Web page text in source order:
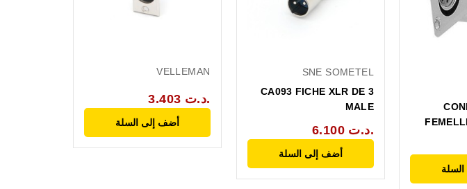
VELLEMAN
3.403 د.ت.
أضف إلى السلة
SNE SOMETEL
CA093 FICHE XLR DE 3
MALE
6.100 د.ت.
أضف إلى السلة